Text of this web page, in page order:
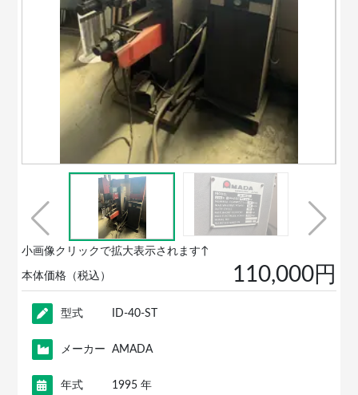
小画像クリックで拡大表示されます↑
本体価格（税込） 110,000円
型式 ID-40-ST
メーカー AMADA
年式 1995 年